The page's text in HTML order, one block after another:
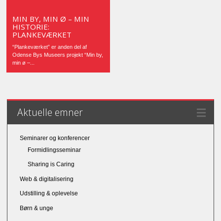
MIN BY, MIN Ø – MIN
HISTORIE:
PLANKEVÆRKET
“Plankeværket” er anden del af
Odense Bys Museers projekt “Min by,
min ø –...
Aktuelle emner
Seminarer og konferencer
Formidlingsseminar
Sharing is Caring
Web & digitalisering
Udstilling & oplevelse
Børn & unge